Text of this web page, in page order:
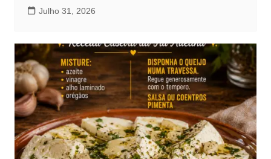
Julho 31, 2026